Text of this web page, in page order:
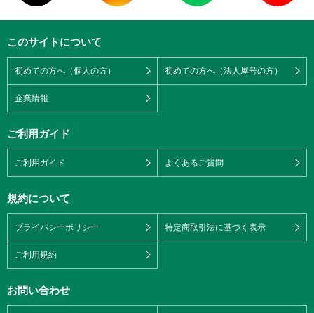
このサイトについて
初めての方へ（個人の方） 初めての方へ（法人屋号の方）
企業情報
ご利用ガイド
ご利用ガイド よくあるご質問
規約について
プライバシーポリシー 特定商取引法に基づく表示
ご利用規約
お問い合わせ